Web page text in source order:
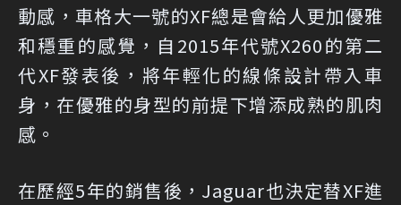
動感，車格大一號的XF總是會給人更加優雅
和穩重的感覺，自2015年代號X260的第二
代XF發表後，將年輕化的線條設計帶入車
身，在優雅的身型的前提下增添成熟的肌肉
感。
在歷經5年的銷售後，Jaguar也決定替XF進